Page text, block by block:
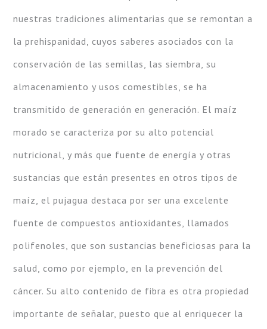
nuestras tradiciones alimentarias que se remontan a
la prehispanidad, cuyos saberes asociados con la
conservación de las semillas, las siembra, su
almacenamiento y usos comestibles, se ha
transmitido de generación en generación. El maíz
morado se caracteriza por su alto potencial
nutricional, y más que fuente de energía y otras
sustancias que están presentes en otros tipos de
maíz, el pujagua destaca por ser una excelente
fuente de compuestos antioxidantes, llamados
polifenoles, que son sustancias beneficiosas para la
salud, como por ejemplo, en la prevención del
cáncer. Su alto contenido de fibra es otra propiedad
importante de señalar, puesto que al enriquecer la